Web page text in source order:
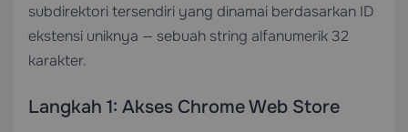
subdirektori tersendiri yang dinamai berdasarkan ID
ekstensi uniknya — sebuah string alfanumerik 32
karakter.
Langkah 1: Akses Chrome Web Store